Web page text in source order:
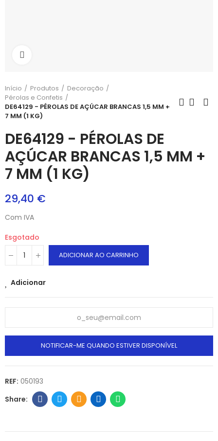
Início Produtos
Decoração
Pérolas e Confetis
DE64129 - PÉROLAS DE AÇÚCAR BRANCAS 1,5 MM +
7 MM (1 KG)
DE64129 - PÉROLAS DE
AÇÚCAR BRANCAS 1,5 MM +
7 MM (1 KG)
29,40 €
Com IVA
Esgotado
ADICIONAR AO CARRINHO
Adicionar
NOTIFICAR-ME QUANDO ESTIVER DISPONÍVEL
REF: 050193